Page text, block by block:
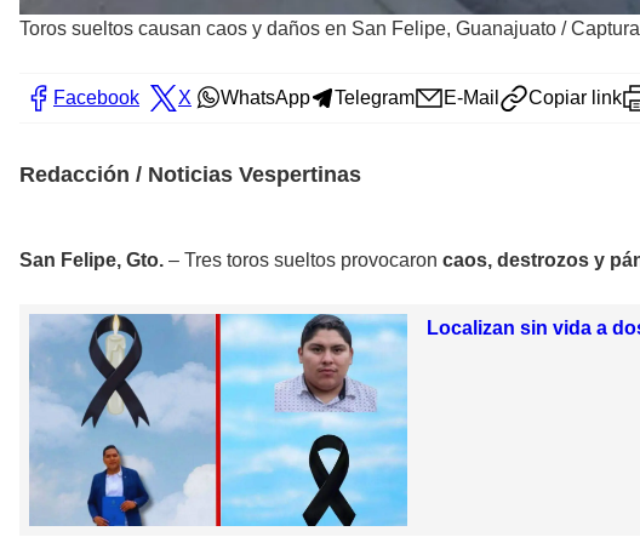
Toros sueltos causan caos y daños en San Felipe, Guanajuato /
Facebook X WhatsApp Telegram E-Mail Copiar link
Redacción / Noticias Vespertinas
San Felipe, Gto. – Tres toros sueltos provocaron caos, destrozos y
Localizan sin vida a